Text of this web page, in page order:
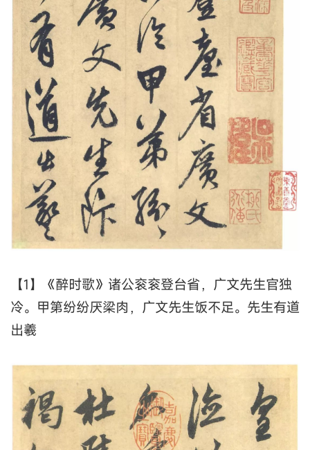
【1】《醉时歌》诸公衮衮登台省，广文先生官独
冷。甲第纷纷厌梁肉，广文先生饭不足。先生有道
出羲